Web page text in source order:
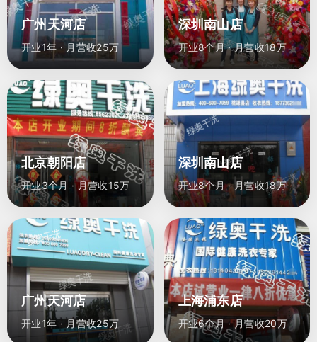
广州天河店
开业1年 · 月营收25万
深圳南山店
开业8个月 · 月营收18万
北京朝阳店
开业3个月 · 月营收15万
深圳南山店
开业8个月 · 月营收18万
广州天河店
开业1年 · 月营收25万
上海浦东店
开业6个月 · 月营收20万